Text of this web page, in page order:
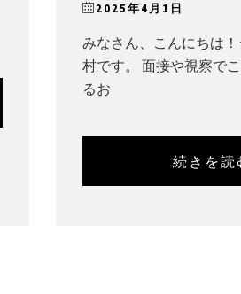
2025年4月1日
みなさん、こんにちは
村です。 面接や視察で
るお
続きを読